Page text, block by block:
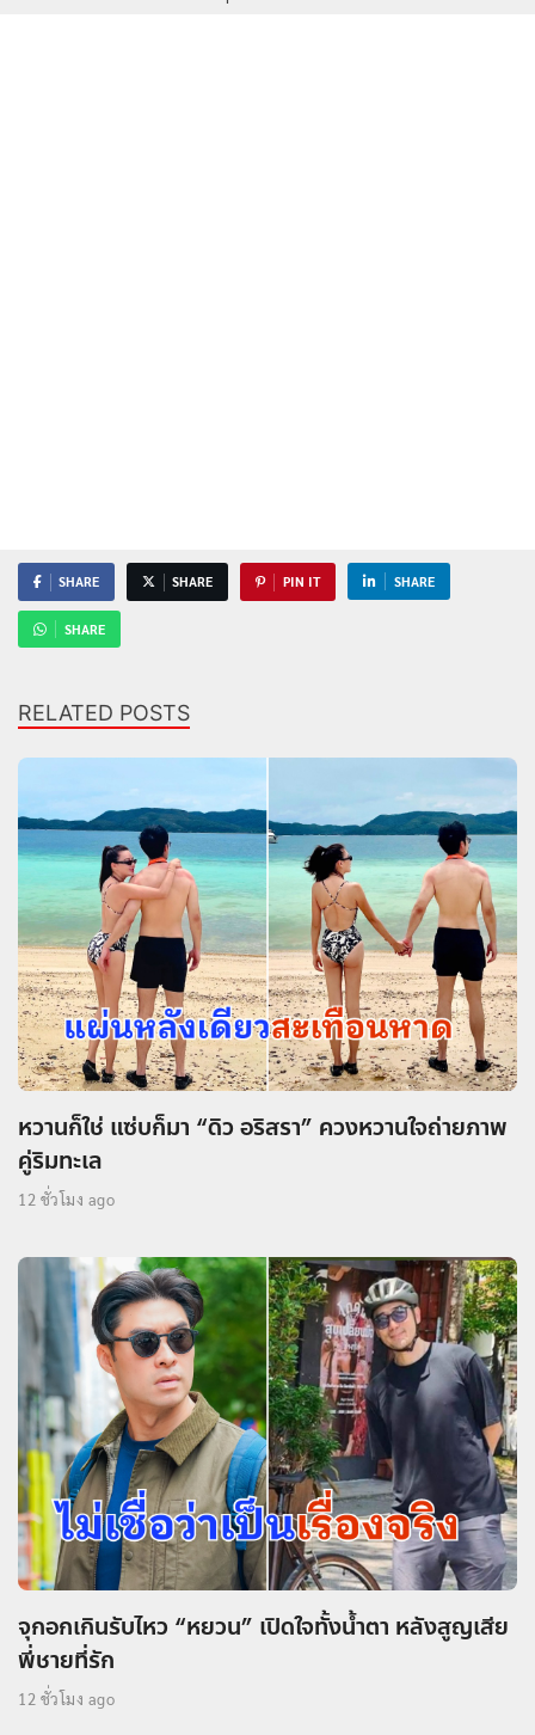
SHARE SHARE PIN IT SHARE
SHARE
RELATED POSTS
หวานก็ใช่ แซ่บก็มา “ดิว อริสรา” ควงหวานใจถ่ายภาพ
คู่ริมทะเล
12 ชั่วโมง ago
จุกอกเกินรับไหว “หยวน” เปิดใจทั้งน้ำตา หลังสูญเสีย
พี่ชายที่รัก
12 ชั่วโมง ago